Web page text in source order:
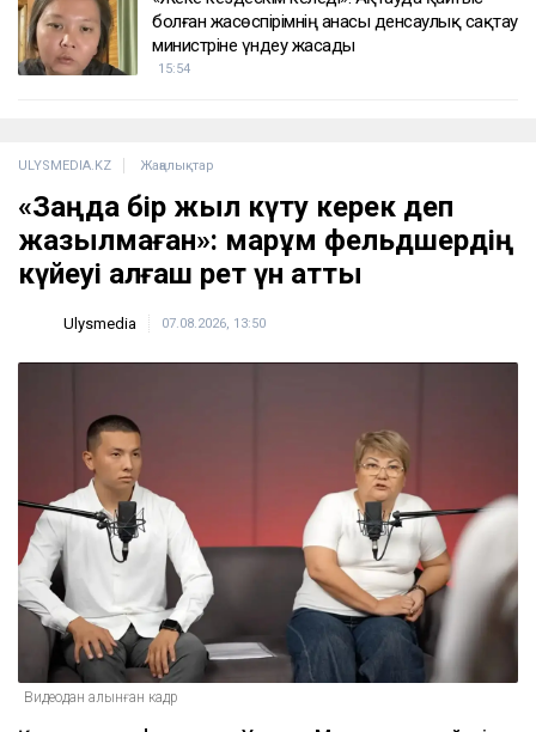
министріне үндеу жасады
15:54
«Заңда бір жыл күту керек деп
жазылмаған»: марқұм фельдшердің
күйеуі алғаш рет үн қатты
Видеодан алынған кадр